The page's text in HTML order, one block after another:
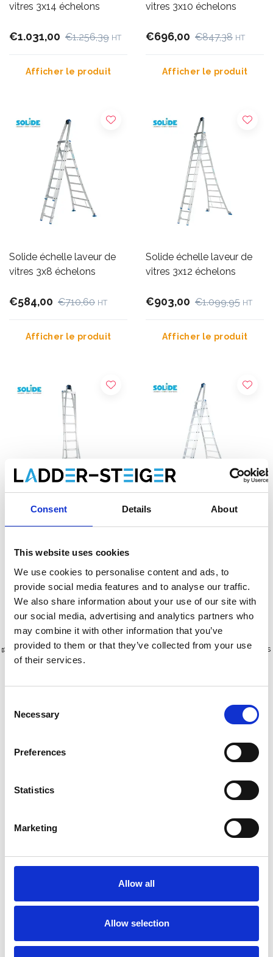
Consent Details About
This website uses cookies
We use cookies to personalise content and ads, to
provide social media features and to analyse our traffic.
We also share information about your use of our site with
our social media, advertising and analytics partners who
may combine it with other information that you’ve
provided to them or that they’ve collected from your use
of their services.
Selection
Necessary
Preferences
Statistics
Marketing
Allow all
Allow selection
vitres 3x14 échelons
€1.031,00 €1.256,39 HT
Afficher le produit
vitres 3x10 échelons
€696,00 €847,38 HT
Afficher le produit
Solide échelle laveur de
vitres 3x8 échelons
€584,00 €710,60 HT
Afficher le produit
Solide échelle laveur de
vitres 3x12 échelons
€903,00 €1.099,95 HT
Afficher le produit
€508,00 €619,14
Afficher le produit
€643,00 €783,84
Afficher le produit
Plus de 10 000 clients satisfaits
Livraison gratuite aux Pays-Bas
vitres 2x9 échelons
Afficher le produit
Solide échelle laveur de
vitres 2x7 échelons
€376,00